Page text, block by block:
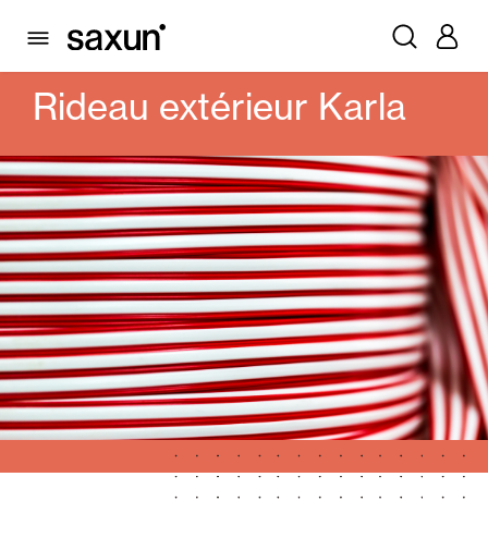
PRODUITS
ALICANTINES ET RIDEAUX PVC
Rideau extérieur Karla